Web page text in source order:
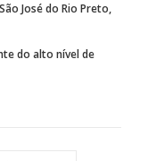
José do Rio Preto,
do alto nível de